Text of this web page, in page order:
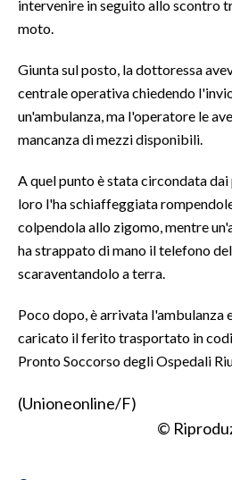
NOTIZIE
#CARAUNIONE
3 MINUTI CON
INSULARITÀ
INFO AZIENDE
ABBONATI
NECROLOGI
PUBBLICITÀ
SPIAGGE
intervenire in seguito allo scontro
moto.
Giunta sul posto, la dottoressa
centrale operativa chiedendo
un'ambulanza, ma l'operatore le
mancanza di mezzi disponibili.
A quel punto è stata circondata
loro l'ha schiaffeggiata
colpendola allo zigomo, mentre
ha strappato di mano il telefono
scaraventandolo a terra.
Poco dopo, è arrivata l'ambulanza
caricato il ferito trasportato in
Pronto Soccorso degli Ospedali
(Unioneonline/F)
©